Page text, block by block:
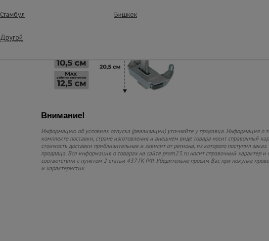
Внимание!
Информацию об условиях отпуска (реализации) уточняйте у продавца. Информация о
комплекте поставки, стране изготовления и внешнем виде товара носит справочный
стоимость доставки приблизительная и зависит от региона, из которого поступил
продавца. Вся информация о товарах на сайте prom23.ru носит справочный характер и
соответствии с пунктом 2 статьи 437 ГК РФ. Убедительно просим Вас при покупке
и характеристик.
Стамбул Бишкек
Другой